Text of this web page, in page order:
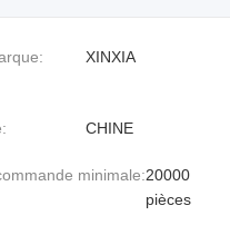
XINXIA
CHINE
minimale:20000
pièces